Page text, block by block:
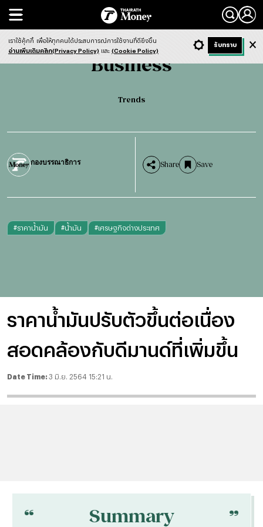
Search
Business Trends
Business
Trends
กองบรรณาธิการ Share Save
#ราคาน้ำมัน #น้ำมัน #เศรษฐกิจต่างประเทศ
ราคาน้ำมันปรับตัวขึ้นต่อเนื่อง
สอดคล้องกับดีมานด์ที่เพิ่มขึ้น
Date Time: 3 มิ.ย. 2564 15:21 น.
- ก + ก Dark ฟังข่าว
“ Summary “
เราใช้คุ้กกี้ เพื่อให้ทุกคนได้ประสบการณ์การใช้งานที่ดียิ่งขึ้น
อ่านเพิ่มเติมคลิก(Privacy Policy) และ (Cookie Policy)
รับทราบ